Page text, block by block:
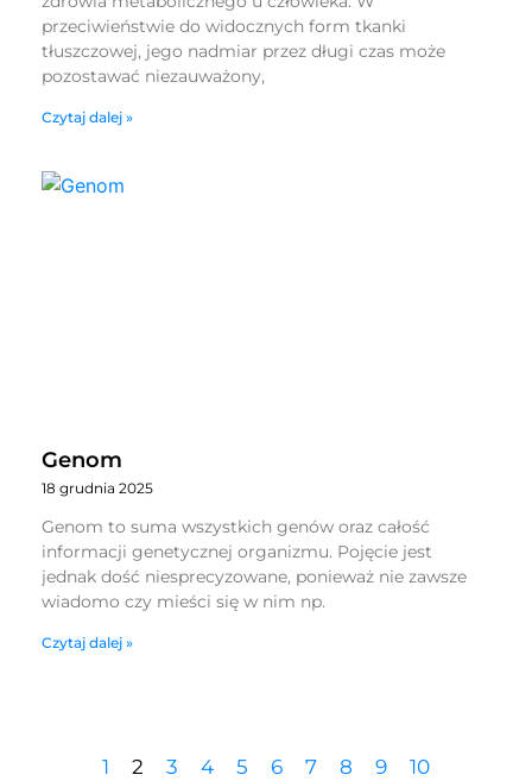
przeciwieństwie do widocznych form tkanki
tłuszczowej, jego nadmiar przez długi czas może
pozostawać niezauważony,
Czytaj dalej »
Genom
18 grudnia 2025
Genom to suma wszystkich genów oraz całość
informacji genetycznej organizmu. Pojęcie jest
jednak dość niesprecyzowane, ponieważ nie zawsze
wiadomo czy mieści się w nim np.
Czytaj dalej »
1 2 3 4 5 6 7 8 9 10